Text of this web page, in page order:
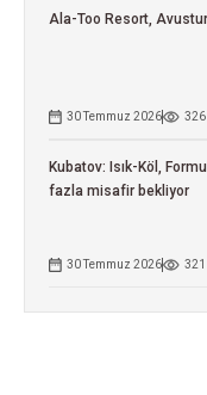
Ala-Too Resort,
30 Temmuz 2026 326
Kubatov: Isık-Köl,
fazla misafir bekliyor
30 Temmuz 2026 321